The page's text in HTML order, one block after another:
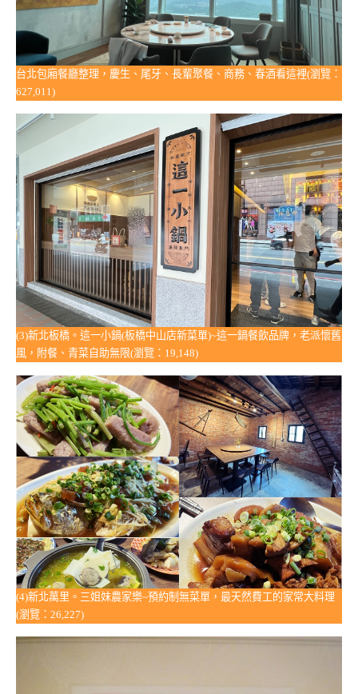
台北包廂餐廳整理，慶生、尾牙、長輩聚餐、商務、春酒看這裡(瀏覽：
627,011)
(3)新北板橋。這一小鍋(板橋中山店新菜單)~這一鍋餐飲品牌，老派懷舊
風，附餐、青菜自助無限(瀏覽：19,148)
(4)新北萬里。三姐妹農家樂~預約制無菜單，最天然費工的家常大料理
(瀏覽：26,227)